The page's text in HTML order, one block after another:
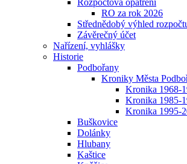
Rozpočtová opatření
RO za rok 2026
Střednědobý výhled
Závěrečný účet
Nařízení, vyhlášky
Historie
Podbořany
Kroniky Města
Kronika 1968-
Kronika 1985-
Kronika 1995-
Buškovice
Dolánky
Hlubany
Kaštice